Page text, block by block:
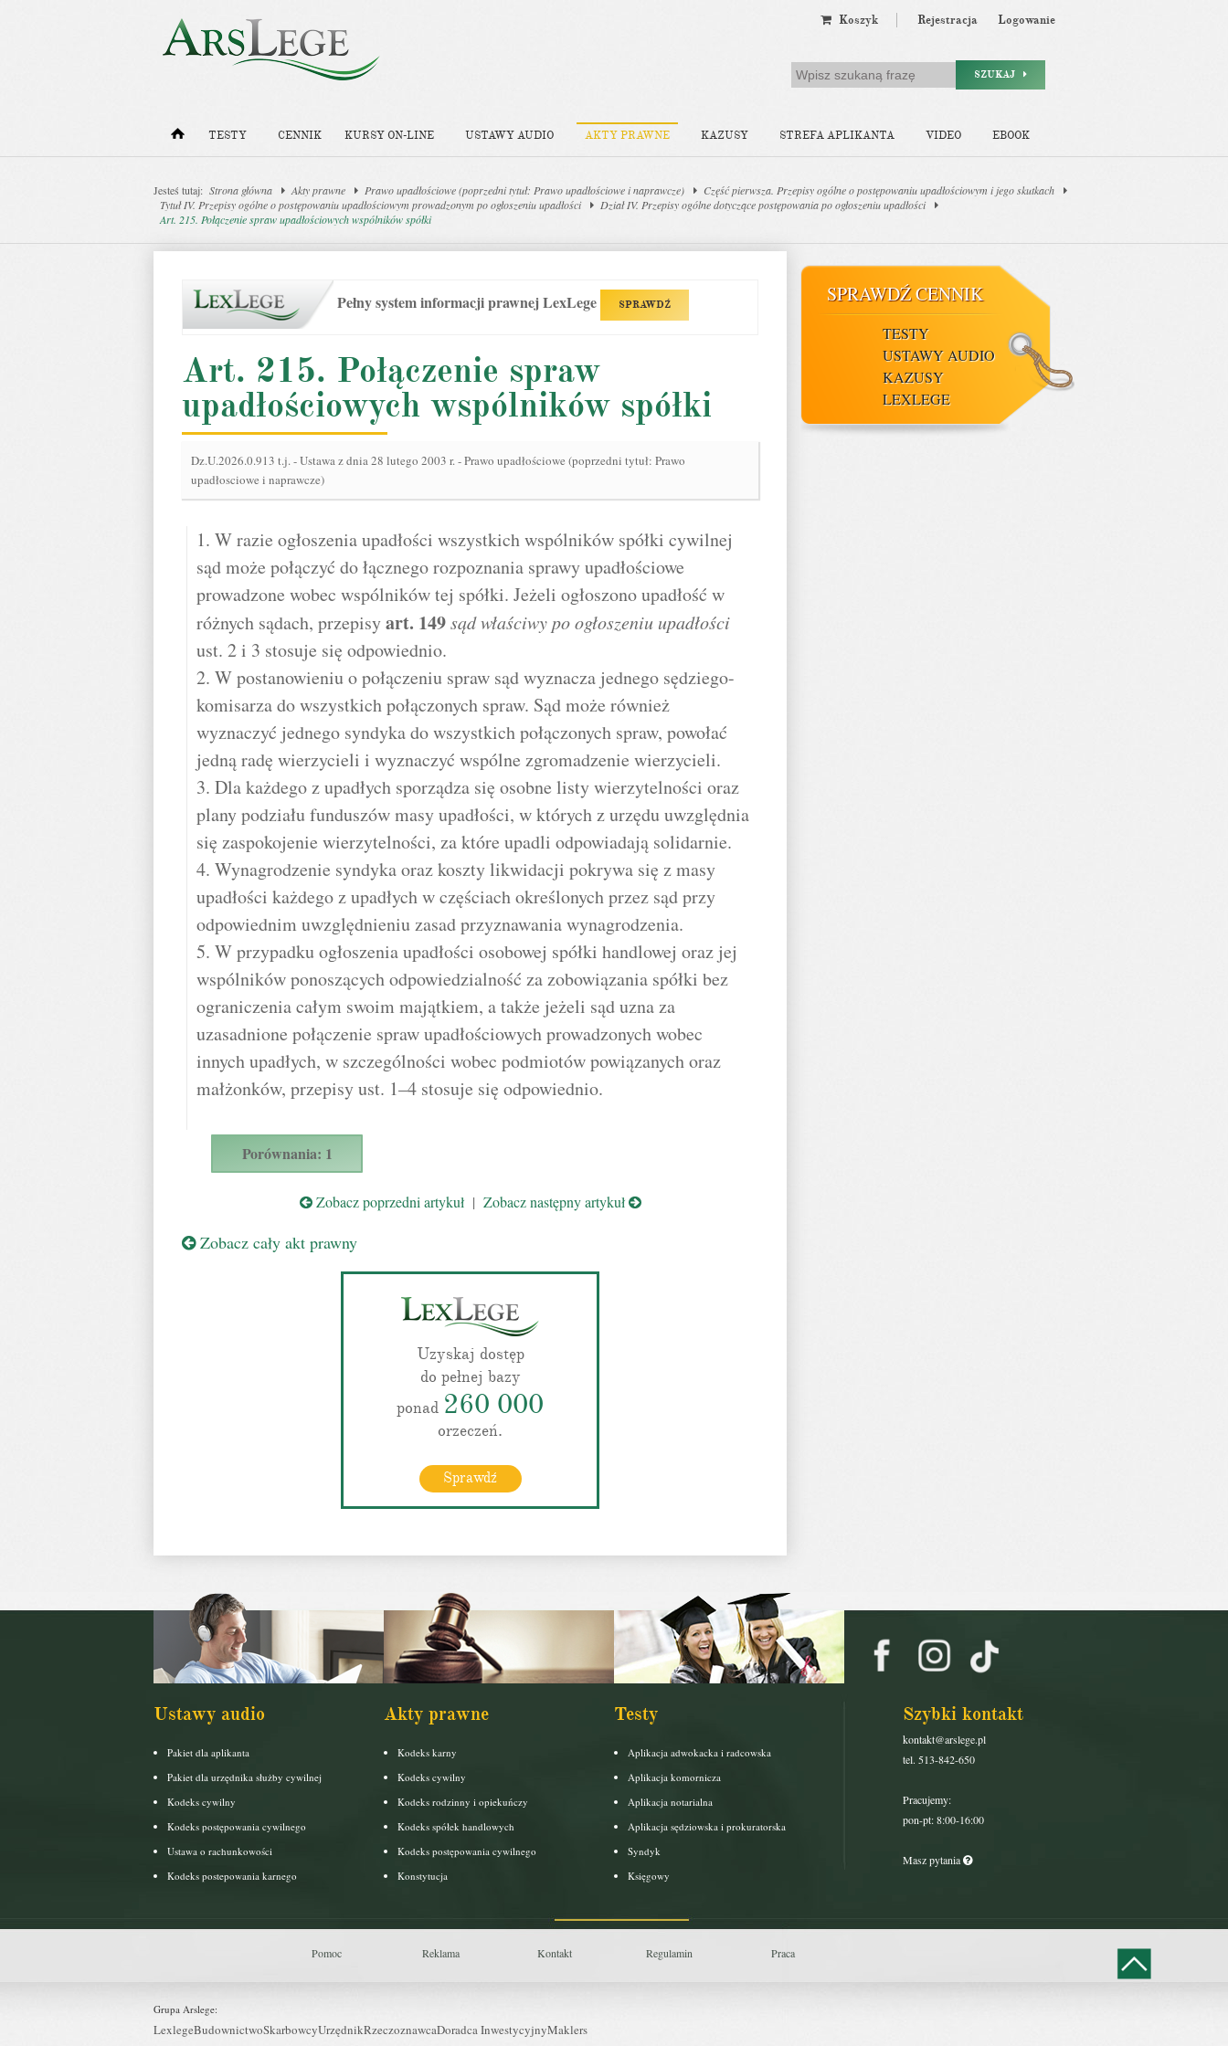
Koszyk Rejestracja Logowanie
SZUKAJ
TESTY CENNIK KURSY ON-LINE USTAWY AUDIO AKTY PRAWNE KAZUSY STREFA APLIKANTA VIDEO EBOOK
Jesteś tutaj: Strona główna Akty prawne Prawo upadłościowe (poprzedni tytuł: Prawo upadłościowe i naprawcze)
Część pierwsza. Przepisy ogólne o postępowaniu upadłościowym i jego skutkach
Tytuł IV. Przepisy ogólne o postępowaniu upadłościowym prowadzonym po ogłoszeniu upadłości
Dział IV. Przepisy ogólne dotyczące postępowania po ogłoszeniu upadłości
Art. 215. Połączenie spraw upadłościowych wspólników spółki
Pełny system informacji prawnej LexLege SPRAWDŹ
Art. 215. Połączenie spraw
upadłościowych wspólników spółki
Dz.U.2026.0.913 t.j.-Ustawa z dnia 28 lutego 2003 r. - Prawo upadłościowe (poprzedni tytuł: Prawo
upadłosciowe i naprawcze)
1. W razie ogłoszenia upadłości wszystkich wspólników spółki cywilnej
sąd może połączyć do łącznego rozpoznania sprawy upadłościowe
prowadzone wobec wspólników tej spółki. Jeżeli ogłoszono upadłość w
różnych sądach, przepisyart. 149sąd właściwy po ogłoszeniu upadłości
ust. 2 i 3 stosuje się odpowiednio.
2. W postanowieniu o połączeniu spraw sąd wyznacza jednego sędziego-
komisarza do wszystkich połączonych spraw. Sąd może również
wyznaczyć jednego syndyka do wszystkich połączonych spraw, powołać
jedną radę wierzycieli i wyznaczyć wspólne zgromadzenie wierzycieli.
3. Dla każdego z upadłych sporządza się osobne listy wierzytelności oraz
plany podziału funduszów masy upadłości, w których z urzędu uwzględnia
się zaspokojenie wierzytelności, za które upadli odpowiadają solidarnie.
4. Wynagrodzenie syndyka oraz koszty likwidacji pokrywa się z masy
upadłości każdego z upadłych w częściach określonych przez sąd przy
odpowiednim uwzględnieniu zasad przyznawania wynagrodzenia.
5. W przypadku ogłoszenia upadłości osobowej spółki handlowej oraz jej
wspólników ponoszących odpowiedzialność za zobowiązania spółki bez
ograniczenia całym swoim majątkiem, a także jeżeli sąd uzna za
uzasadnione połączenie spraw upadłościowych prowadzonych wobec
innych upadłych, w szczególności wobec podmiotów powiązanych oraz
małżonków, przepisy ust. 1–4 stosuje się odpowiednio.
Porównania: 1
Zobacz poprzedni artykuł| Zobacz następny artykuł
Zobacz cały akt prawny
Uzyskaj dostęp
do pełnej bazy
ponad 260 000
orzeczeń.
Sprawdź
SPRAWDŹ CENNIK
TESTY
USTAWY AUDIO
KAZUSY
LEXLEGE
Ustawy audio
Pakiet dla aplikanta
Pakiet dla urzędnika służby cywilnej
Kodeks cywilny
Kodeks postępowania cywilnego
Ustawa o rachunkowości
Kodeks postepowania karnego
Akty prawne
Kodeks karny
Kodeks cywilny
Kodeks rodzinny i opiekuńczy
Kodeks spółek handlowych
Kodeks postępowania cywilnego
Konstytucja
Testy
Aplikacja adwokacka i radcowska
Aplikacja komornicza
Aplikacja notarialna
Aplikacja sędziowska i prokuratorska
Syndyk
Księgowy
Szybki kontakt
kontakt@arslege.pl
tel. 513-842-650
Pracujemy:
pon-pt: 8:00-16:00
Masz pytania
Pomoc Reklama Kontakt Regulamin Praca
Grupa Arslege:
LexlegeBudownictwoSkarbowcyUrzędnikRzeczoznawcaDoradca InwestycyjnyMaklers